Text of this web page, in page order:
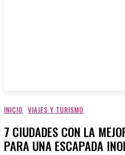
INICIO VIAJES Y TURISMO
7 CIUDADES CON LA
PARA UNA ESCAPADA